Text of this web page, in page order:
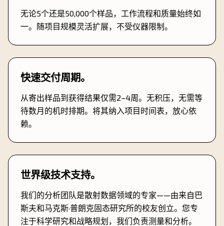
无论5个还是50,000个样品，工作流程和质量始终如
一。随项目规模灵活扩展，不受仪器限制。
快速交付周期。
从寄出样品到获得结果仅需2–4周。无积压，无需等
待数月的机时排期。将其纳入项目时间表，放心依
赖。
世界级技术支持。
我们的分析团队是散射数据领域的专家——由来自巴
斯夫和马克斯·普朗克固态研究所的校友创立。您专
注于科学研究和战略规划，我们负责测量和分析。